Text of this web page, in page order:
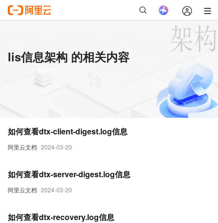
lis信息架构 的相关内容
阿里云文档 2024-03-20
如何查看dtx-client-digest.log信息
阿里云文档 2024-03-20
如何查看dtx-server-digest.log信息
如何查看dtx-recovery.log信息